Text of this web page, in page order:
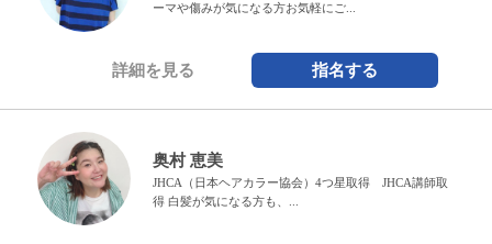
ーマや傷みが気になる方お気軽にご...
詳細を見る 指名する
奥村 恵美
JHCA（日本ヘアカラー協会）4つ星取得 JHCA講師取
得 白髪が気になる方も、...